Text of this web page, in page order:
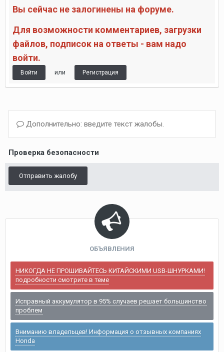
Вы сейчас не залогинены на форуме.
Для возможности комментариев, загрузки
файлов, подписок на ответы - вам надо
войти.
Войти или Регистрация
Дополнительно: введите текст жалобы.
Проверка безопасности
Отправить жалобу
ОБЪЯВЛЕНИЯ
НИКОГДА НЕ ПРОШИВАЙТЕСЬ КИТАЙСКИМИ USB-ШНУРКАМИ!
подробности смотрите в теме
Исправный аккумулятор в 95% случаев решает большинство
проблем
Вниманию владельцев! Информация о отзывных компаниях
Honda